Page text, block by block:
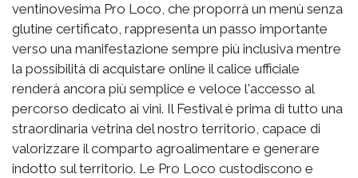
ventinovesima Pro Loco, che proporrà un menù senza
glutine certificato, rappresenta un passo importante
verso una manifestazione sempre più inclusiva mentre
la possibilità di acquistare online il calice ufficiale
renderà ancora più semplice e veloce l'accesso al
percorso dedicato ai vini. Il Festival è prima di tutto una
straordinaria vetrina del nostro territorio, capace di
valorizzare il comparto agroalimentare e generare
indotto sul territorio. Le Pro Loco custodiscono e